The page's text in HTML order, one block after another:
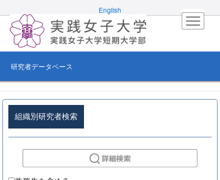
English
研究者データベース
組織別研究者検索